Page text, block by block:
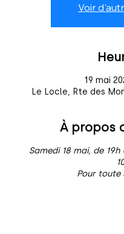
Voir
19 mai
Le Locle, Rte des
À propos
Samedi 18 mai, de
Pour